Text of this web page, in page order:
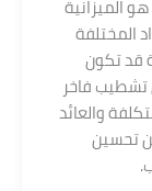
الميزانية
المختلفة
قد تكون
فاخر
والعائد
تحسين